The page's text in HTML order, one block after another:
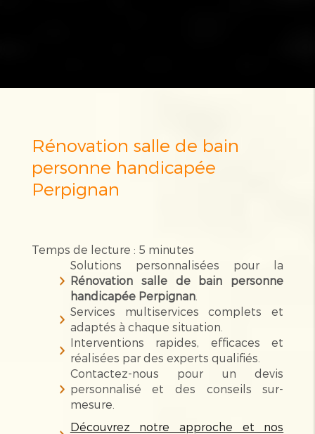
Rénovation salle de bain
personne handicapée
Perpignan
Temps de lecture : 5 minutes
Solutions personnalisées pour la
Rénovation salle de bain personne
handicapée Perpignan.
Services multiservices complets et
adaptés à chaque situation.
Interventions rapides, efficaces et
réalisées par des experts qualifiés.
Contactez-nous pour un devis
personnalisé et des conseils sur-
mesure.
Découvrez notre approche et nos